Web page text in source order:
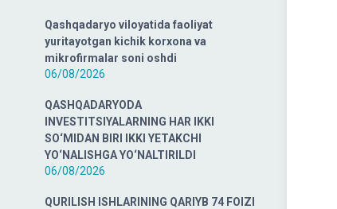
Qashqadaryo viloyatida faoliyat
yuritayotgan kichik korxona va
mikrofirmalar soni oshdi
06/08/2026
QASHQADARYODA
INVESTITSIYALARNING HAR IKKI
SO‘MIDAN BIRI IKKI YETAKCHI
YO‘NALISHGA YO‘NALTIRILDI
06/08/2026
QURILISH ISHLARINING QARIYB 74 FOIZI